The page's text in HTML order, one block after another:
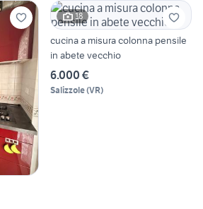
18
cucina a misura colonna pensile
in abete vecchio
6.000 €
Salizzole(VR)